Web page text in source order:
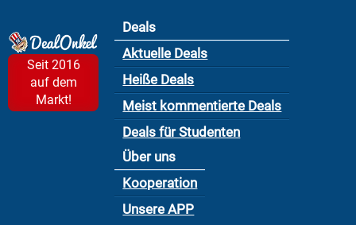
Seit 2016
auf dem
Markt!
Deals
Aktuelle Deals
Heiße Deals
Meist kommentierte Deals
Deals für Studenten
Über uns
Kooperation
Unsere APP